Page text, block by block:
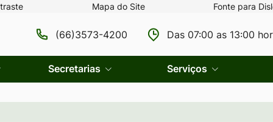
Mapa do Site Fonte para
(66)3573-4200 Das 07:00 as 13:00
Secretarias Serviços